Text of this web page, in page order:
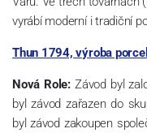
vyrábí moderní i tradiční
Thun 1794, výroba
Nová Role: Závod byl
byl závod zařazen do
byl závod zakoupen